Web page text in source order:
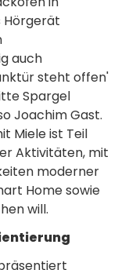
Hörgerät
auch
steht offen'
Spargel
Joachim Gast.
Miele ist Teil
Aktivitäten, mit
moderner
Home sowie
will.